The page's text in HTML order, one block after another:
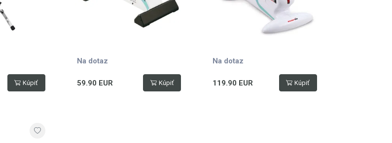
Kúpiť
Na dotaz
59.90 EUR Kúpiť
Na dotaz
119.90 EUR Kúpiť